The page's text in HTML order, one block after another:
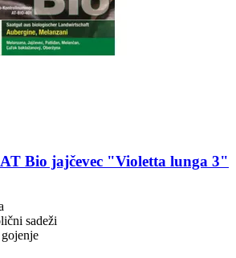
Bio jajčevec "Violetta lunga 3"
sadeži